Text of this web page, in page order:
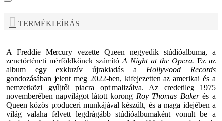
TERMÉKLEÍRÁS
A Freddie Mercury vezette Queen negyedik stúdióalbuma, a
zenetörténeti mérföldkőnek számító A Night at the Opera. Ez az
album egy exkluzív újrakiadás a Hollywood Records
gondozásában jelent meg 2022-ben, kifejezetten az amerikai és a
nemzetközi gyűjtői piacra optimalizálva. Az eredetileg 1975
novemberében napvilágot látott korong Roy Thomas Bakerés a
Queenközös produceri munkájával készült, és a maga idejében a
világ valaha felvett legdrágább stúdióalbumaként vonult be a